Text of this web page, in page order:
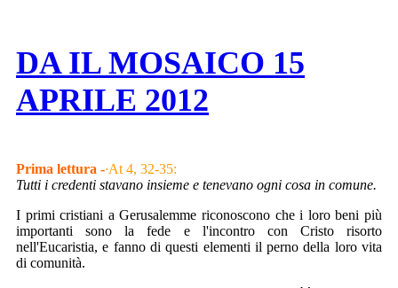
DA IL MOSAICO 15
APRILE 2012
Prima lettura -·At 4, 32-35:
Tutti i credenti stavano insieme e tenevano ogni cosa in comune.
I primi cristiani a Gerusalemme riconoscono che i loro beni più
importanti sono la fede e l'incontro con Cristo risorto
nell'Eucaristia, e fanno di questi elementi il perno della loro vita
di comunità.